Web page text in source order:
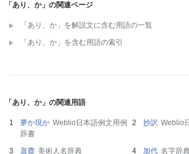
「あり、か」の関連ページ
「あり、か」を解説文に含む用語の一覧
「あり、か」を含む用語の索引
「あり、か」の関連用語
夢か現か Weblio日本語例文用例
辞書
抄訳 Weblio
直齋 美術人名辞典 加代 名字辞